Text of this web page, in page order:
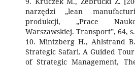
narzędzi „lean
produkcji, „Prace
Warszawskiej. Transport”, 64,
10. Mintzberg H., Ahlstrand
Strategic Safari. A Guided
of Strategic Management,